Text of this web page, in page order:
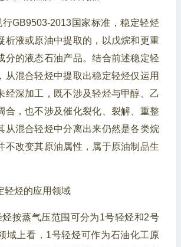
GB9503-2013国家标准，稳定轻烃
析液或原油中提取的，以戊烷和更重
分的液态石油产品。结合前述稳定轻
从混合轻烃中提取出稳定轻烃仅运用
经深加工，既不涉及轻烃与甲醇、乙
合，也不涉及催化裂化、裂解、重整
从混合轻烃中分离出来仍然是各类烷
不改变其原油属性，属于原油制品生
轻烃的应用领域
按蒸气压范围可分为1号轻烃和2号
域上看，1号轻烃可作为石油化工原